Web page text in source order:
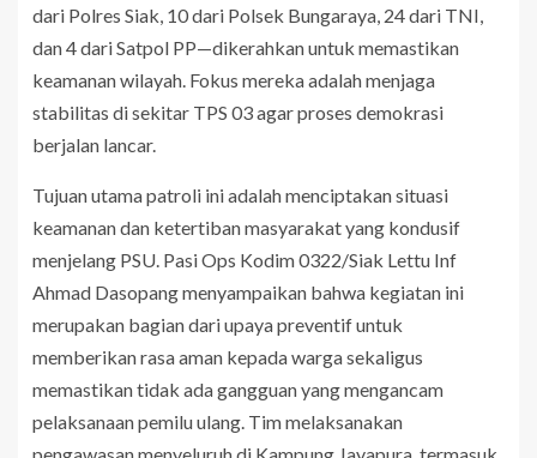
dari Polres Siak, 10 dari Polsek Bungaraya, 24 dari TNI,
dan 4 dari Satpol PP—dikerahkan untuk memastikan
keamanan wilayah. Fokus mereka adalah menjaga
stabilitas di sekitar TPS 03 agar proses demokrasi
berjalan lancar.
Tujuan utama patroli ini adalah menciptakan situasi
keamanan dan ketertiban masyarakat yang kondusif
menjelang PSU. Pasi Ops Kodim 0322/Siak Lettu Inf
Ahmad Dasopang menyampaikan bahwa kegiatan ini
merupakan bagian dari upaya preventif untuk
memberikan rasa aman kepada warga sekaligus
memastikan tidak ada gangguan yang mengancam
pelaksanaan pemilu ulang. Tim melaksanakan
pengawasan menyeluruh di Kampung Jayapura, termasuk